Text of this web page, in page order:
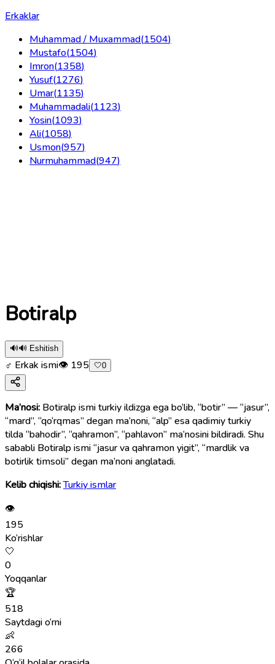
Erkaklar
Muhammad / Muxammad(1504)
Mustafo(1504)
Imron(1358)
Yusuf(1276)
Umar(1135)
Muhammadali(1123)
Yosin(1093)
Ali(1058)
Usmon(957)
Nurmuhammad(947)
Botiralp
🔊🔊 Eshitish
♂ Erkak ismi👁 195 🤍0
Ma’nosi: Botiralp ismi turkiy ildizga ega bo‘lib, “botir” — “jasur”,
“mard”, “qo‘rqmas” degan ma’noni, “alp” esa qadimiy turkiy
tilda “bahodir”, “qahramon”, “pahlavon” ma’nosini bildiradi. Shu
sababli Botiralp ismi “jasur va qahramon yigit”, “mardlik va
botirlik timsoli” degan ma’noni anglatadi.
Kelib chiqishi:Turkiy ismlar
👁
195
Ko‘rishlar
🤍
0
Yoqqanlar
🏆
518
Saytdagi o‘rni
👶
266